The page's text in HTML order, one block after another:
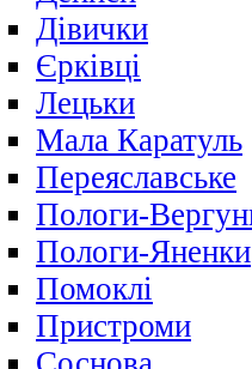
Дівички
Єрківці
Лецьки
Мала Каратуль
Переяславське
Пологи-
Пологи-Яненки
Помоклі
Пристроми